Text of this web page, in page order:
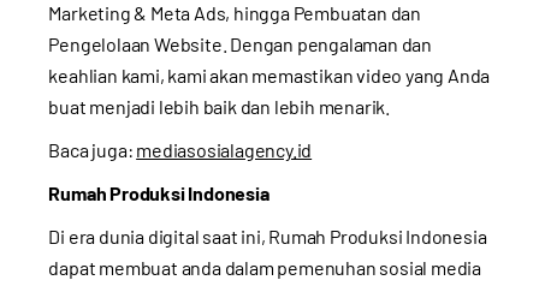
Marketing & Meta Ads, hingga Pembuatan dan
Pengelolaan Website. Dengan pengalaman dan
keahlian kami, kami akan memastikan video yang Anda
buat menjadi lebih baik dan lebih menarik.
Baca juga: mediasosialagency.id
Rumah Produksi Indonesia
Di era dunia digital saat ini, Rumah Produksi Indonesia
dapat membuat anda dalam pemenuhan sosial media